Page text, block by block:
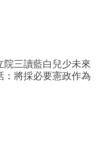
院三讀藍白兒少未來
將採必要憲政作為